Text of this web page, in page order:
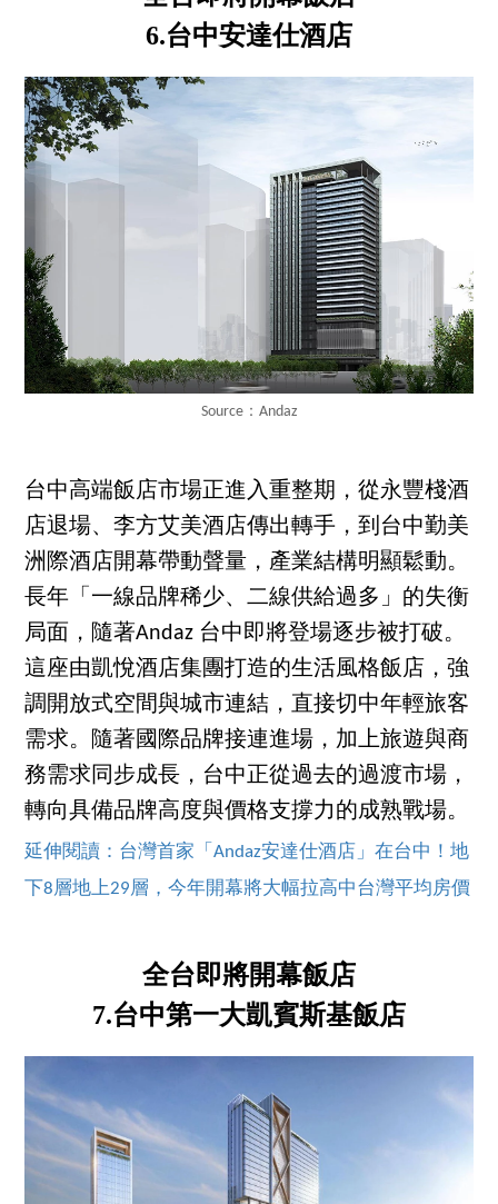
6.台中安達仕酒店
Source：Andaz
台中高端飯店市場正進入重整期，從永豐棧酒
店退場、李方艾美酒店傳出轉手，到台中勤美
洲際酒店開幕帶動聲量，產業結構明顯鬆動。
長年「一線品牌稀少、二線供給過多」的失衡
局面，隨著Andaz 台中即將登場逐步被打破。
這座由凱悅酒店集團打造的生活風格飯店，強
調開放式空間與城市連結，直接切中年輕旅客
需求。隨著國際品牌接連進場，加上旅遊與商
務需求同步成長，台中正從過去的過渡市場，
轉向具備品牌高度與價格支撐力的成熟戰場。
延伸閱讀：台灣首家「Andaz安達仕酒店」在台中！地
下8層地上29層，今年開幕將大幅拉高中台灣平均房價
全台即將開幕飯店
7.台中第一大凱賓斯基飯店